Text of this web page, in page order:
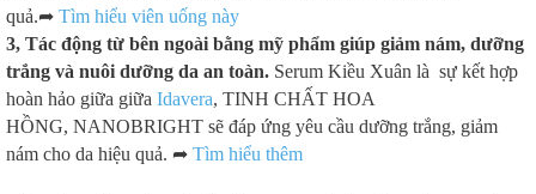
quả.➦ Tìm hiểu viên uống này
3, Tác động từ bên ngoài bằng mỹ phẩm giúp giảm nám, dưỡng
trắng và nuôi dưỡng da an toàn. Serum Kiều Xuân là sự kết hợp
hoàn hảo giữa giữa Idavera, TINH CHẤT HOA
HỒNG, NANOBRIGHT sẽ đáp ứng yêu cầu dưỡng trắng, giảm
nám cho da hiệu quả. ➦ Tìm hiểu thêm